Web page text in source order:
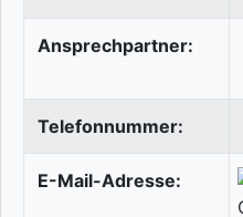
Ansprechpartner:
Telefonnummer:
E-Mail-Adresse: